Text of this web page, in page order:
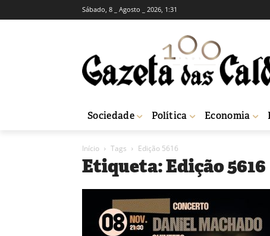
Sábado, 8 _ Agosto _ 2026, 1:31
Sociedade Política Economia
Início Tags Edição 5616
Etiqueta: Edição 5616